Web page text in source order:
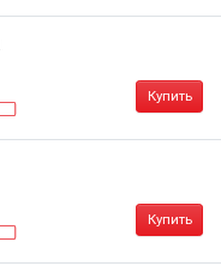
Купить
Купить